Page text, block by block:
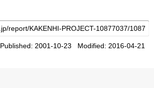
Published: 2001-10-23 Modified: 2016-04-21